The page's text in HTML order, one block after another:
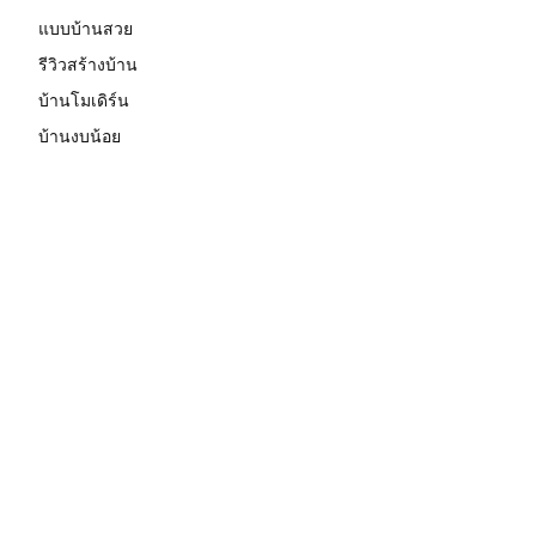
แบบบ้านสวย
รีวิวสร้างบ้าน
บ้านโมเดิร์น
บ้านงบน้อย